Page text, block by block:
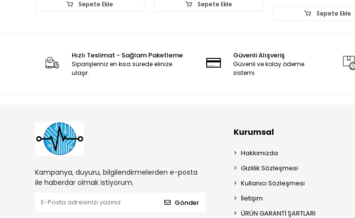
Sepete Ekle Sepete Ekle
Sepete Ekle
Hızlı Teslimat - Sağlam Paketleme
Siparişleriniz en kısa sürede elinize
ulaşır.
Güvenli Alışveriş
Güvenli ve kolay ödeme
sistemi
Kampanya, duyuru, bilgilendirmelerden e-posta
ile haberdar olmak istiyorum.
Gönder
Kurumsal
Hakkımızda
Gizlilik Sözleşmesi
Kullanıcı Sözleşmesi
İletişim
ÜRÜN GARANTİ ŞARTLARI